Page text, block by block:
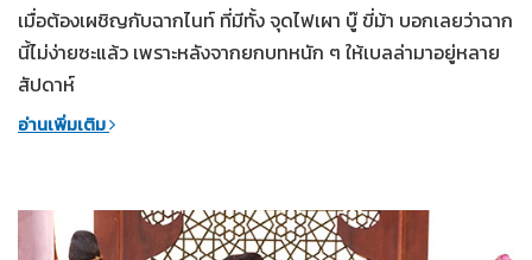
เมื่อต้องเผชิญกับฉากไนท์ ที่มีทั้ง จุดไฟเผา บู๊ ขี่ม้า บอกเลยว่าฉาก
นี้ไม่ง่ายซะแล้ว เพราะหลังจากยกบทหนัก ๆ ให้เบลล่ามาอยู่หลาย
สัปดาห์
อ่านเพิ่มเติม